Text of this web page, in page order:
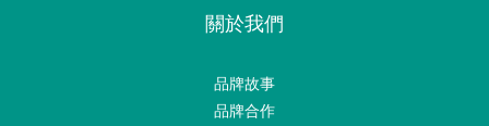
關於我們
品牌故事
品牌合作